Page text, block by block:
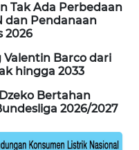
Tak Ada Perbedaan
dan Pendanaan
2026
Valentin Barco dari
hingga 2033
Bertahan
2026/2027